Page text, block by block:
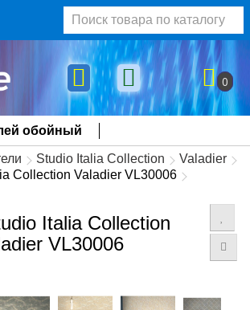
0
обойный
Studio Italia Collection
Valadier
Collection Valadier VL30006
Italia Collection
VL30006